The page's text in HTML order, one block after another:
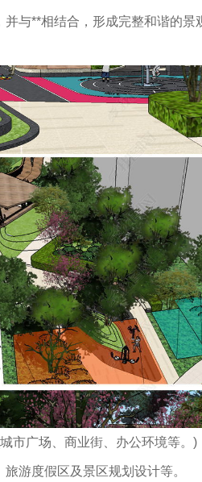
与**相结合，形成完整和谐的景
市广场、商业街、办公环境等。
游度假区及景区规划设计等。